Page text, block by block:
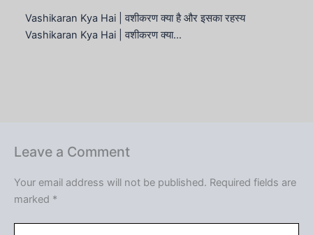
Vashikaran Kya Hai | वशीकरण क्या है और इसका रहस्य
Vashikaran Kya Hai | वशीकरण क्या…
Leave a Comment
Your email address will not be published. Required fields are
marked *